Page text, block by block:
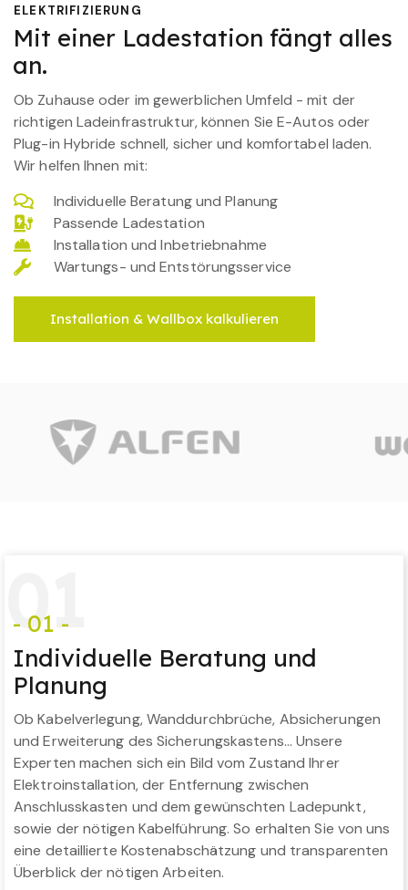
ELEKTRIFIZIERUNG
Mit einer Ladestation fängt alles
an.
Ob Zuhause oder im gewerblichen Umfeld - mit der
richtigen Ladeinfrastruktur, können Sie E-Autos oder
Plug-in Hybride schnell, sicher und komfortabel laden.
Wir helfen Ihnen mit:
Individuelle Beratung und Planung
Passende Ladestation
Installation und Inbetriebnahme
Wartungs- und Entstörungsservice
Installation & Wallbox kalkulieren
01
- 01 -
Individuelle Beratung und
Planung
Ob Kabelverlegung, Wanddurchbrüche, Absicherungen
und Erweiterung des Sicherungskastens… Unsere
Experten machen sich ein Bild vom Zustand Ihrer
Elektroinstallation, der Entfernung zwischen
Anschlusskasten und dem gewünschten Ladepunkt,
sowie der nötigen Kabelführung. So erhalten Sie von uns
eine detaillierte Kostenabschätzung und transparenten
Überblick der nötigen Arbeiten.